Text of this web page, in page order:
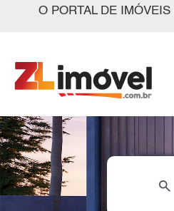
O PORTAL DE IMÓVEIS
search